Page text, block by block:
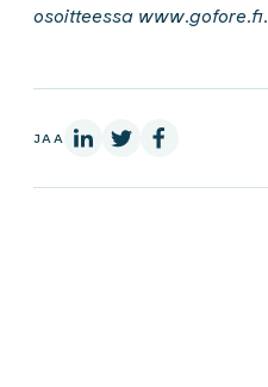
osoitteessa www.gofore.fi.
JAA LinkedInissä
X:ssäFacebookissa